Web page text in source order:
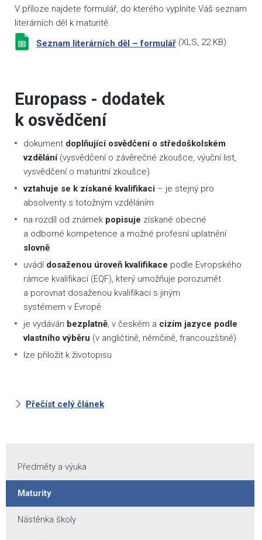
V příloze najdete formulář, do kterého vyplníte Váš seznam
literárních děl k maturitě.
Seznam literárních děl – formulář (XLS, 22 KB)
Europass - dodatek
k osvědčení
dokument doplňující osvědčení o středoškolském
vzdělání(vysvědčení o závěrečné zkoušce, výuční list,
vysvědčení o maturitní zkoušce)
vztahuje se k získané kvalifikaci – je stejný pro
absolventy s totožným vzděláním
na rozdíl od známek popisuje získané obecné
a odborné kompetence a možné profesní uplatnění
slovně
uvádí dosaženou úroveň kvalifikace podle Evropského
rámce kvalifikací (EQF), který umožňuje porozumět
a porovnat dosaženou kvalifikaci s jiným
systémem v Evropě
je vydáván bezplatně, v českém a cizím jazyce podle
vlastního výběru (v angličtině, němčině, francouzštině)
lze přiložit k životopisu
Přečíst celý článek
Předměty a výuka
Maturity
Nástěnka školy